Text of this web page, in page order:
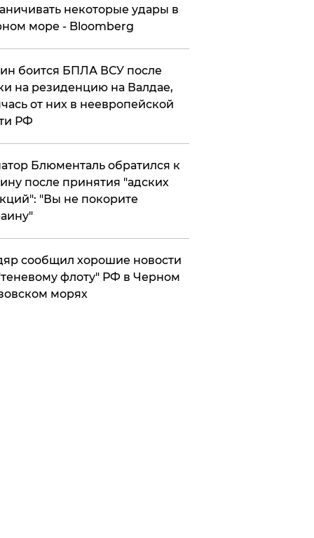
некоторые удары в
море - Bloomberg
боится БПЛА ВСУ после
на резиденцию на Валдае,
от них в неевропейской
РФ
Блюменталь обратился к
после принятия "адских
"Вы не покорите
сообщил хорошие новости
флоту" РФ в Черном
морях